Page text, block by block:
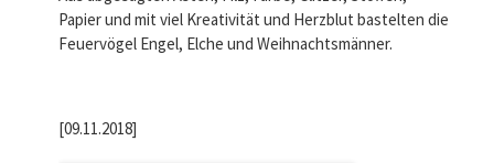
Papier und mit viel Kreativität und Herzblut bastelten die
Feuervögel Engel, Elche und Weihnachtsmänner.
[09.11.2018]